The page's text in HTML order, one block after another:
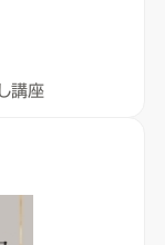
講座